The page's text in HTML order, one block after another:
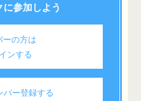
に参加しよう
ーの方は
ンする
バー登録する